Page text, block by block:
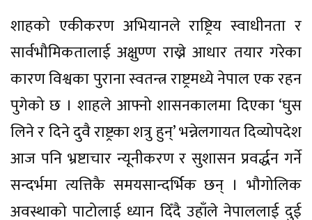
शाहको एकीकरण अभियानले राष्ट्रिय स्वाधीनता र
सार्वभौमिकतालाई अक्षुण्ण राख्ने आधार तयार गरेका
कारण विश्वका पुराना स्वतन्त्र राष्ट्रमध्ये नेपाल एक रहन
पुगेको छ । शाहले आफ्नो शासनकालमा दिएका ‘घुस
लिने र दिने दुवै राष्ट्रका शत्रु हुन्’ भन्नेलगायत दिव्योपदेश
आज पनि भ्रष्टाचार न्यूनीकरण र सुशासन प्रवर्द्धन गर्ने
सन्दर्भमा त्यत्तिकै समयसान्दर्भिक छन् । भौगोलिक
अवस्थाको पाटोलाई ध्यान दिँदै उहाँले नेपाललाई दुई